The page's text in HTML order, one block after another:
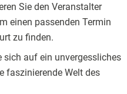
Sie den Veranstalter
einen passenden Termin
zu finden.
sich auf ein unvergessliches
faszinierende Welt des